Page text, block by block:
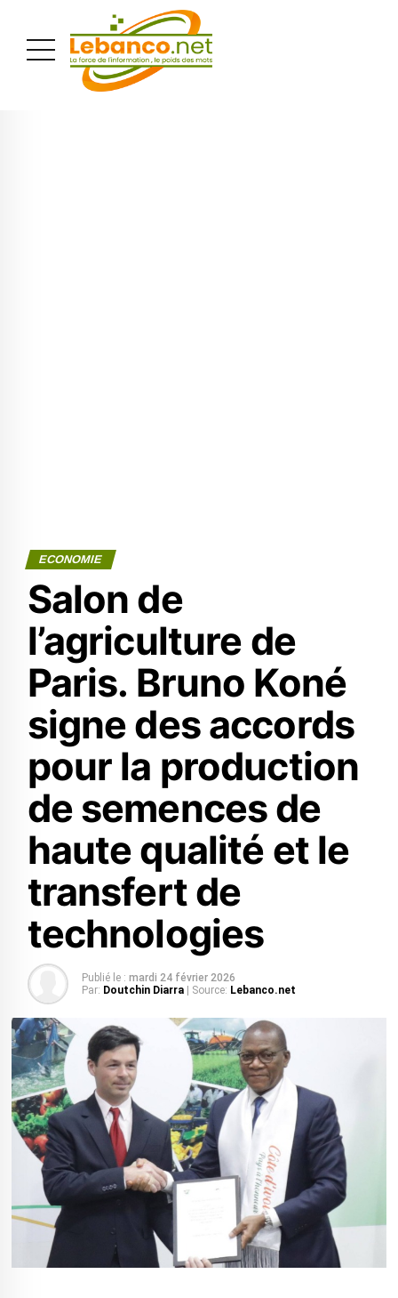
ECONOMIE
Salon de
l’agriculture de
Paris. Bruno Koné
signe des accords
pour la production
de semences de
haute qualité et le
transfert de
technologies
Publié le : mardi 24 février 2026
Par: Doutchin Diarra | Source: Lebanco.net